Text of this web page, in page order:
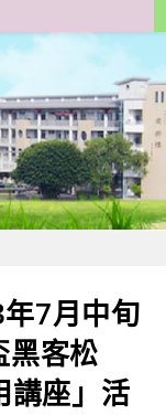
7月中旬
黑客松
講座」活